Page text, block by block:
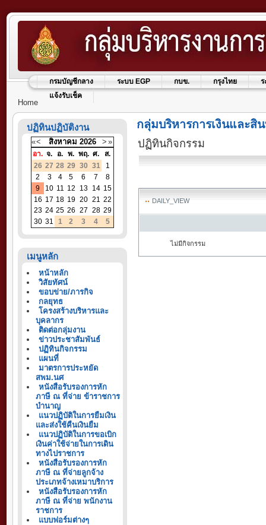
กรมบัญชีกลาง ระบบ EGP กบข. กรุงไทย
ร
แจ้งรับเช็ค
Home
ปฏิทินปฏิบัติงาน
«< สิงหาคม 2026 > »
อา. จ. อ. พ. พฤ. ศ.
ส.
26 27 28 29 30 31
1
2
3 4 5 6 7
8
9
10 11 12 13 14 15
16 17 18 19 20 21 22
23 24 25 26 27 28 29
30 31 1 2 3 4 5
เมนูหลัก
หน้าหลัก
วิสัยทัศน์
ขอบข่าย/ภารกิจ
กลยุทธ
โครงสร้างบริหารและ
บุคลากร
ติดต่อกลุ่มงาน
ข่าวประชาสัมพันธ์
ปฏิทินกิจกรรม
แผนที่
มาตรการประหยัด
สพม.นศ
หนังสือรับรองการหัก
ภาษี ณ ที่จ่าย ข้าราชการ
บำนาญ
แนวปฏิบัติในการยืมเงิน
และส่งใช้คืนเงินยืม
แนวปฏิบัติในการขอเบิก
เงินค่าใช้จ่ายในการเดิน
ทางไปราชการ
หนังสือรับรองการหัก
ภาษี ณ ที่จ่ายลูกจ้าง
ประเภทจ้างเหมาบริการ
หนังสือรับรองการหัก
ภาษี ณ ที่จ่าย พนักงาน
ราชการ
แบบฟอร์มต่างๆ
กลุ่มบริหารการเงินและสิ
ปฏิทินกิจกรรม
DAILY_VIEW
ไม่มีกิจกรรม